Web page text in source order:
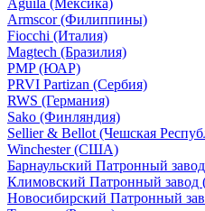
Aguila (Мексика)
Armscor (Филиппины)
Fiocchi (Италия)
Magtech (Бразилия)
PMP (ЮАР)
PRVI Partizan (Сербия)
RWS (Германия)
Sako (Финляндия)
Sellier & Bellot (Чешская
Winchester (США)
Барнаульский Патронный
Климовский Патронный завод
Новосибирский Патронный